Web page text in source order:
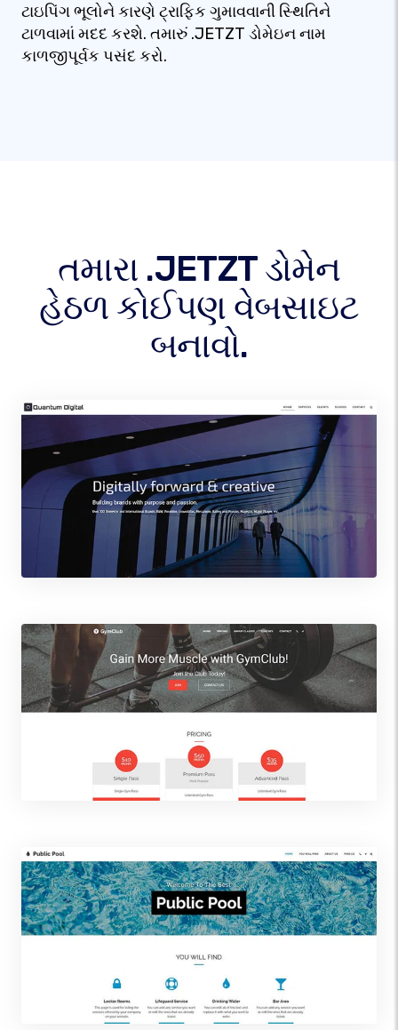
ટાઇપિંગ ભૂલોને કારણે ટ્રાફિક ગુમાવવાની સ્થિતિને
ટાળવામાં મદદ કરશે. તમારું .JETZT ડોમેઇન નામ
કાળજીપૂર્વક પસંદ કરો.
તમારા .JETZT ડોમેન
હેઠળ કોઈપણ વેબસાઇટ
બનાવો.